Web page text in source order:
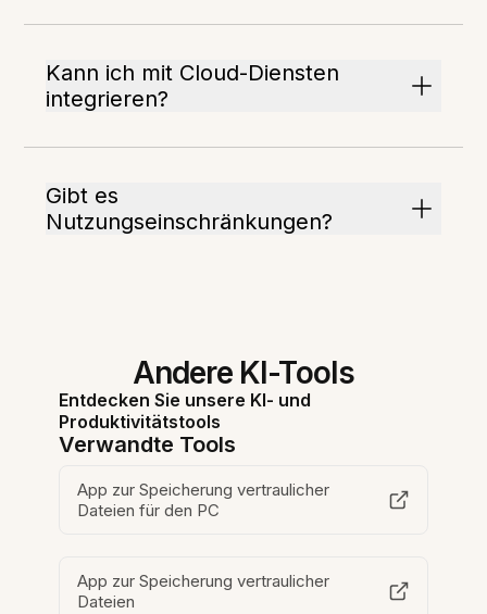
Kann ich mit Cloud-Diensten
integrieren?
Gibt es
Nutzungseinschränkungen?
Andere KI-Tools
Entdecken Sie unsere KI- und
Produktivitätstools
Verwandte Tools
App zur Speicherung vertraulicher
Dateien für den PC
App zur Speicherung vertraulicher
Dateien